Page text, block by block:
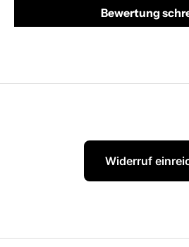
Bewertung
Widerruf